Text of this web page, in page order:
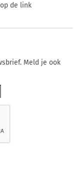
de link
Meld je ook